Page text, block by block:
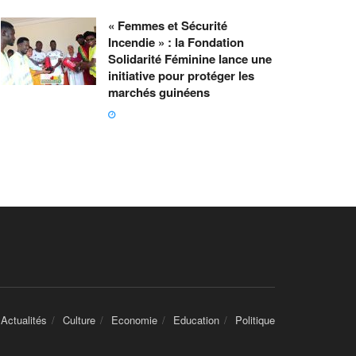
« Femmes et Sécurité
Incendie » : la Fondation
Solidarité Féminine lance une
initiative pour protéger les
marchés guinéens
Actualités Culture Economie Education Politique